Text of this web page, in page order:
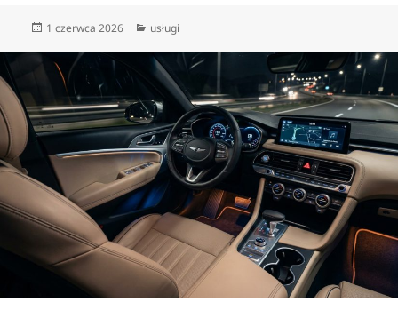
Data
1 czerwca 2026 Kategorie
usługi